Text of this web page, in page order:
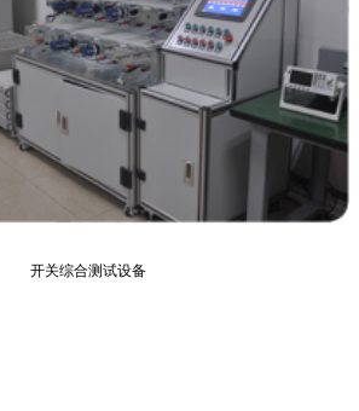
开关综合测试设备